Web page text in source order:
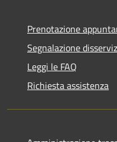
Prenotazione
Segnalazione
Leggi le FAQ
Richiesta assistenza